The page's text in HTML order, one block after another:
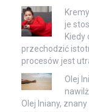
je
Kiedy
przechodzić
procesów jest
Olej
Olej lniany,